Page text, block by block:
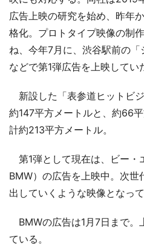
広告上映の研究を始め、昨年
格化。プロトタイプ映像の制
ね、今年7月に、渋谷駅前の「
などで第1弾広告を上映してい
新設した「表参道ヒットビ
約147平方メートルと、約66
計約213平方メートル。
第1弾として現在は、ビー・
BMW）の広告を上映中。次
出していくような映像となって
BMWの広告は1月7日まで。
ている。